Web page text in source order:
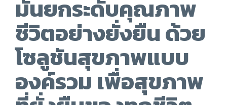
มั่นยกระดับคุณภาพ
ชีวิตอย่างยั่งยืน ด้วย
โซลูชันสุขภาพแบบ
องค์รวม เพื่อสุขภาพ